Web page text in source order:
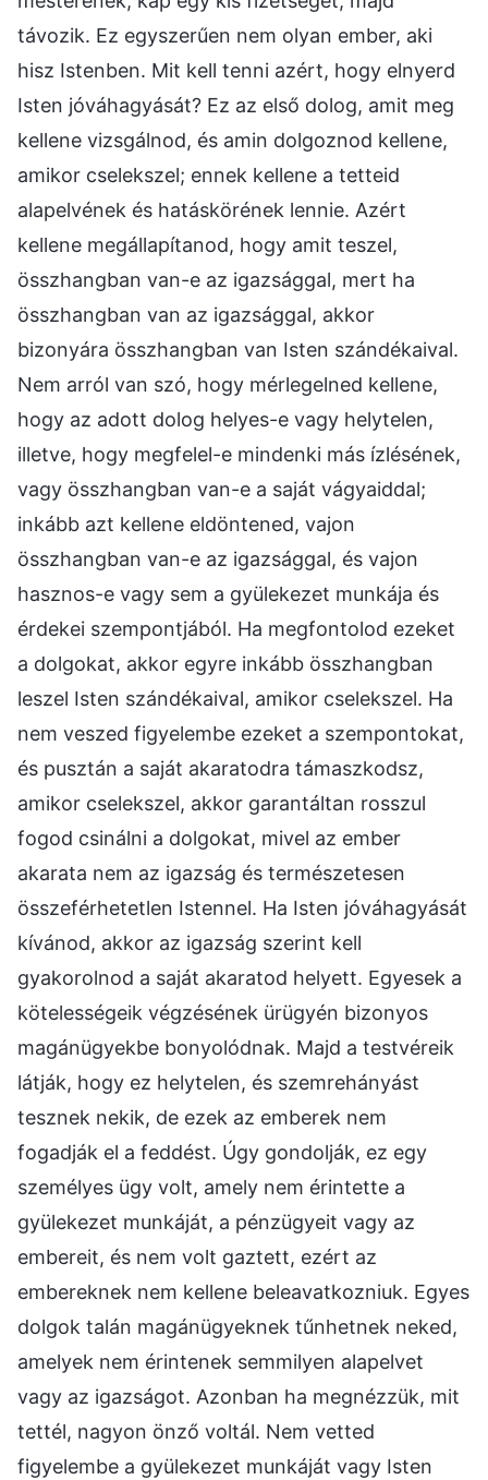
távozik. Ez egyszerűen nem olyan ember, aki
hisz Istenben. Mit kell tenni azért, hogy elnyerd
Isten jóváhagyását? Ez az első dolog, amit meg
kellene vizsgálnod, és amin dolgoznod kellene,
amikor cselekszel; ennek kellene a tetteid
alapelvének és hatáskörének lennie. Azért
kellene megállapítanod, hogy amit teszel,
összhangban van-e az igazsággal, mert ha
összhangban van az igazsággal, akkor
bizonyára összhangban van Isten szándékaival.
Nem arról van szó, hogy mérlegelned kellene,
hogy az adott dolog helyes-e vagy helytelen,
illetve, hogy megfelel-e mindenki más ízlésének,
vagy összhangban van-e a saját vágyaiddal;
inkább azt kellene eldöntened, vajon
összhangban van-e az igazsággal, és vajon
hasznos-e vagy sem a gyülekezet munkája és
érdekei szempontjából. Ha megfontolod ezeket
a dolgokat, akkor egyre inkább összhangban
leszel Isten szándékaival, amikor cselekszel. Ha
nem veszed figyelembe ezeket a szempontokat,
és pusztán a saját akaratodra támaszkodsz,
amikor cselekszel, akkor garantáltan rosszul
fogod csinálni a dolgokat, mivel az ember
akarata nem az igazság és természetesen
összeférhetetlen Istennel. Ha Isten jóváhagyását
kívánod, akkor az igazság szerint kell
gyakorolnod a saját akaratod helyett. Egyesek a
kötelességeik végzésének ürügyén bizonyos
magánügyekbe bonyolódnak. Majd a testvéreik
látják, hogy ez helytelen, és szemrehányást
tesznek nekik, de ezek az emberek nem
fogadják el a feddést. Úgy gondolják, ez egy
személyes ügy volt, amely nem érintette a
gyülekezet munkáját, a pénzügyeit vagy az
embereit, és nem volt gaztett, ezért az
embereknek nem kellene beleavatkozniuk. Egyes
dolgok talán magánügyeknek tűnhetnek neked,
amelyek nem érintenek semmilyen alapelvet
vagy az igazságot. Azonban ha megnézzük, mit
tettél, nagyon önző voltál. Nem vetted
figyelembe a gyülekezet munkáját vagy Isten